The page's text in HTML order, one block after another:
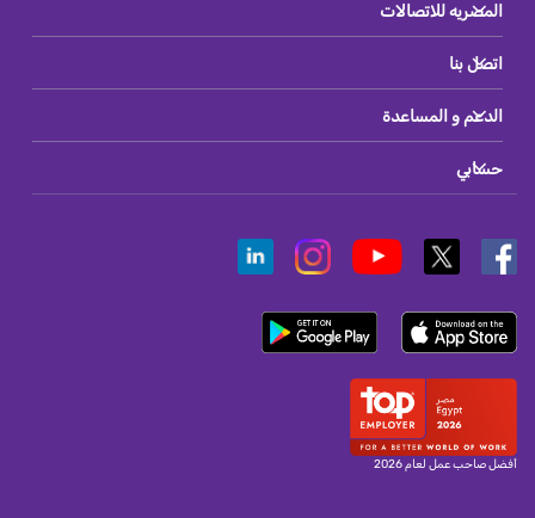
المصريه للاتصالات
اتصل بنا
الدعم و المساعدة
حسابي
أفضل صاحب عمل لعام 2026